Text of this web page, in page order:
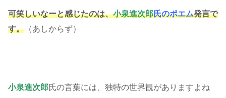
可笑しいなーと感じたのは、小泉進次郎氏のポエム発言で
す。 （あしからず）
小泉進次郎氏の言葉には、独特の世界観がありますよね